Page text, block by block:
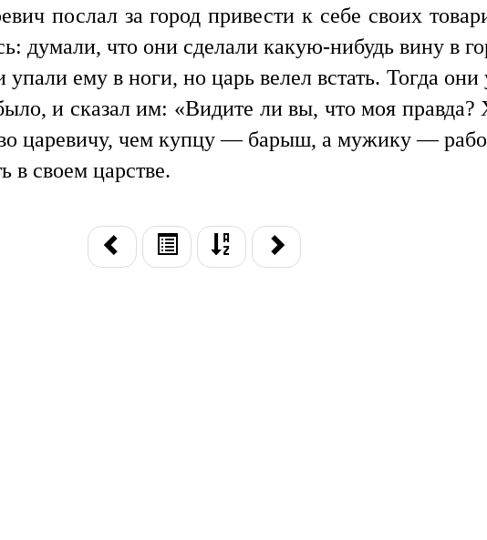
послал за город привести к себе своих
думали, что они сделали какую-нибудь вину в
ему в ноги, но царь велел встать. Тогда они
и сказал им: «Видите ли вы, что моя
царевичу, чем купцу — барыш, а мужику —
в своем царстве.